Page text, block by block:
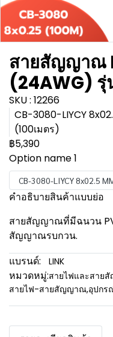
สายสัญญาณ
(24AWG) รุ่
SKU : 12266
CB-3080-LIYCY
(100เมตร)
฿5,390
Option name 1
CB-3080-LIYCY 8x02.5
คำอธิบายสินค้าแบบย่อ
สายสัญญาณที่มีฉนวน
สัญญาณรบกวน.
แบรนด์:
LINK
หมวดหมู่:สายไฟและสาย
สายไฟ-สายสัญญาณ,อุปกร